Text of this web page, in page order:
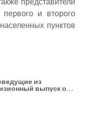
первого и второго
пунктов
из
выпуск о